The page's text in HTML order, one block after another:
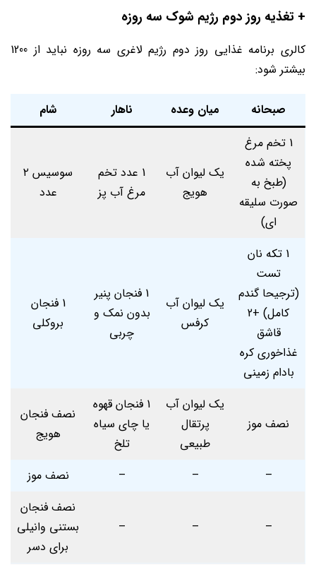
+ تغذیه روز دوم رژیم شوک سه روزه
کالری برنامه غذایی روز دوم رژیم لاغری سه روزه نباید از 1200
بیشتر شود:
صبحانه میان وعده ناهار
شام
1 تخم ‌مرغ
پخته شده
(طبخ به
صورت سلیقه
ای)
یک لیوان آب
هویج
1 عدد تخم
‌مرغ آب پز
سوسیس ۲
عدد
1 تکه نان
تست
(ترجیحا گندم
کامل) +2
قاشق
غذاخوری کره
بادام ‌زمینی
یک لیوان آب
کرفس
1 فنجان پنیر
بدون نمک و
چربی
1 فنجان
بروکلی
نصف موز
یک لیوان آب
پرتقال
طبیعی
1 فنجان قهوه
یا چای سیاه
تلخ
نصف فنجان
هویج
–
–
– نصف موز
–
–
–
نصف فنجان
بستنی وانیلی
برای دسر